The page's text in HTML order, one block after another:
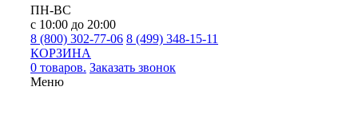
ПН-ВС
с 10:00 до 20:00
8 (800) 302-77-06 8 (499) 348-15-11
КОРЗИНА
0 товаров. Заказать звонок
Меню